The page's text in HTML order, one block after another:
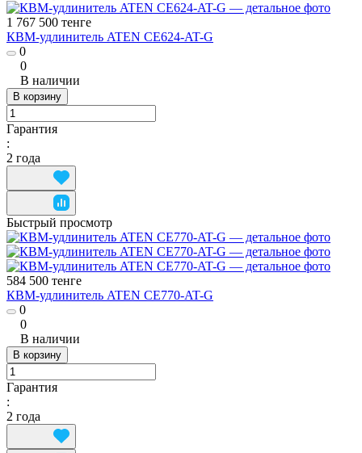
1 767 500 тенге
КВМ-удлинитель ATEN CE624-AT-G
0
0
В наличии
В корзину
Гарантия
:
2 года
Быстрый просмотр
584 500 тенге
КВМ-удлинитель ATEN CE770-AT-G
0
0
В наличии
В корзину
Гарантия
:
2 года